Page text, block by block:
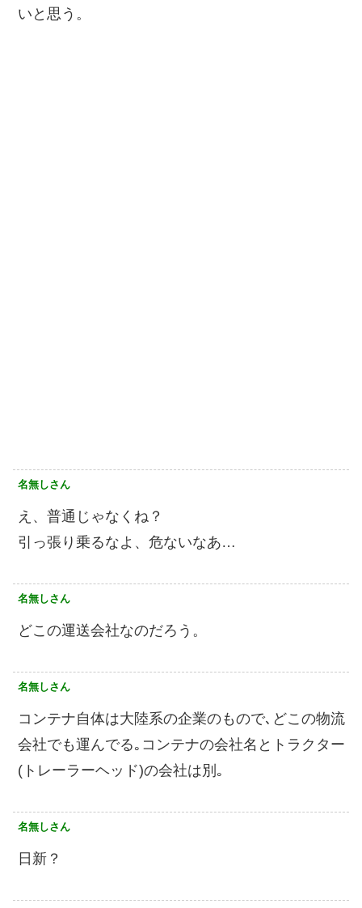
いと思う。
名無しさん
え、普通じゃなくね？
引っ張り乗るなよ、危ないなあ…
名無しさん
どこの運送会社なのだろう。
名無しさん
コンテナ自体は大陸系の企業のもので､どこの物流
会社でも運んでる｡コンテナの会社名とトラクター
(トレーラーヘッド)の会社は別｡
名無しさん
日新？